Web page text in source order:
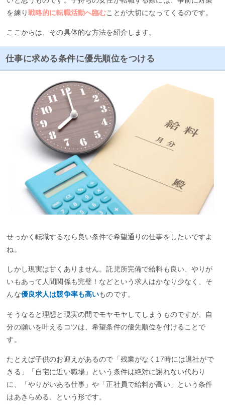
＊ リクルートエージェントの詳しい評判をチェックする。
公式ページをみる ［PR］
を練り戦略的に転職活動へ臨むことが大切になってくるのです。
ここからは、その具体的な方法を紹介します。
仕事に求める条件に優先順位をつける
せっかく転職するなら良い条件で希望通りの仕事をしたいですよ
ね。
しかし現実は甘くありません。託児所完備で給料も良い、やりが
いもあって人間関係も完璧！などという求人はかなり少なく、そ
んな優良求人は競争率も高いものです。
そうなると理想と現実の間でモヤモヤしてしまうものですが、自
分の願いを叶えるコツは、希望条件の優先順位を付けることで
す。
たとえば子供のお迎えがあるので「残業がなく17時には退社がで
きる」「自宅に近い職場」という条件は絶対に譲れない代わり
に、「やりがいある仕事」や「正社員で給料が高い」という条件
はあきらめる、という形です。